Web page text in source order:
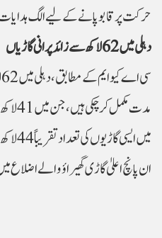
حرکت پر قابو پانے کے لیے الگ
دہلی میں 62 لاکھ سے زائد پرانی گاڑیاں
مدت
میں
ان پانچ اعلیٰ گاڑی گھیراؤ والے اضلاع